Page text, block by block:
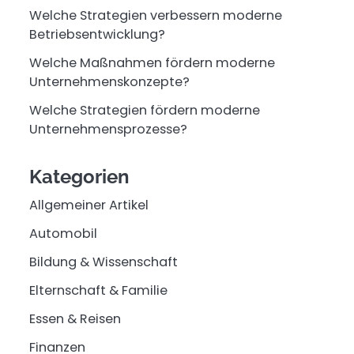
Welche Strategien verbessern moderne
Betriebsentwicklung?
Welche Maßnahmen fördern moderne
Unternehmenskonzepte?
Welche Strategien fördern moderne
Unternehmensprozesse?
Kategorien
Allgemeiner Artikel
Automobil
Bildung & Wissenschaft
Elternschaft & Familie
Essen & Reisen
Finanzen